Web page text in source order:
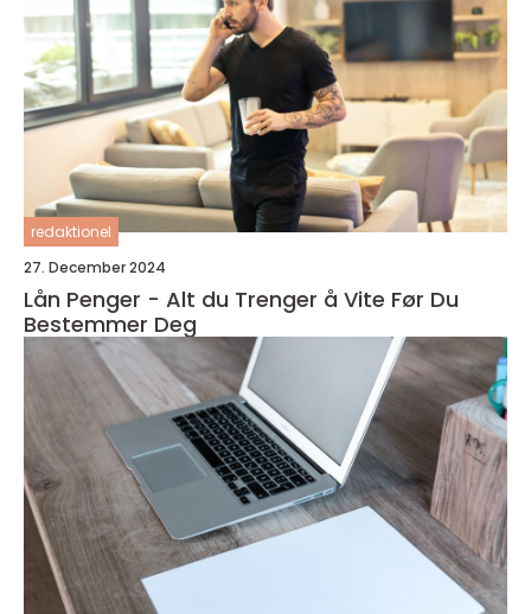
redaktionel
27. December 2024
Lån Penger - Alt du Trenger å Vite Før Du
Bestemmer Deg